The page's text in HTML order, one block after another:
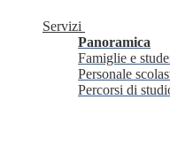
Servizi
Panoramica
Famiglie e
Personale
Percorsi di